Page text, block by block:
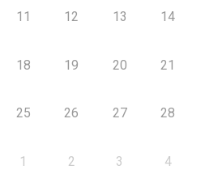
11 12 13 14
18 19 20 21
25 26 27 28
1 2 3 4